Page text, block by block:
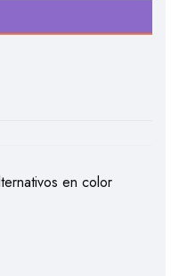
en color